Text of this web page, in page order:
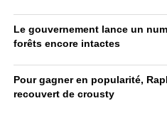
Le gouvernement lance un
forêts encore intactes
Pour gagner en popularité,
recouvert de crousty